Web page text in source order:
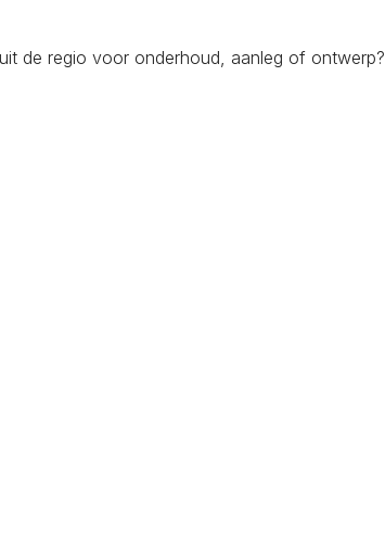
de regio voor onderhoud, aanleg of ontwerp?